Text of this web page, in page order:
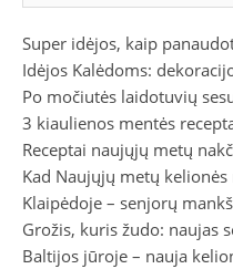
Super idėjos, kaip
Idėjos Kalėdoms:
Po močiutės laidotuvių
3 kiaulienos mentės
Receptai naujųjų metų
Kad Naujųjų metų
Klaipėdoje – senjorų
Grožis, kuris žudo: naujas
Baltijos jūroje – nauja